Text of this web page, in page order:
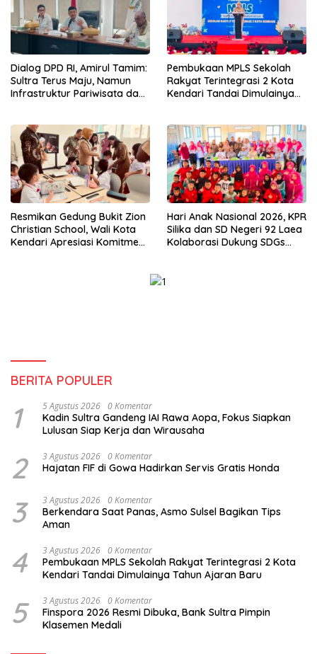
Dialog DPD RI, Amirul Tamim:
Sultra Terus Maju, Namun
Infrastruktur Pariwisata dan
Pembukaan MPLS Sekolah
Rakyat Terintegrasi 2 Kota
Kendari Tandai Dimulainya
Resmikan Gedung Bukit Zion
Christian School, Wali Kota
Kendari Apresiasi Komitmen
Hari Anak Nasional 2026, KPR
Silika dan SD Negeri 92 Laea
Kolaborasi Dukung SDGs
BERITA POPULER
1 5 Agustus 2026 0 Komentar
Kadin Sultra Gandeng IAI Rawa Aopa, Fokus Siapkan
Lulusan Siap Kerja dan Wirausaha
2 3 Agustus 2026 0 Komentar
Hajatan FIF di Gowa Hadirkan Servis Gratis Honda
3 3 Agustus 2026 0 Komentar
Berkendara Saat Panas, Asmo Sulsel Bagikan Tips
Aman
4 3 Agustus 2026 0 Komentar
Pembukaan MPLS Sekolah Rakyat Terintegrasi 2 Kota
Kendari Tandai Dimulainya Tahun Ajaran Baru
5 3 Agustus 2026 0 Komentar
Finspora 2026 Resmi Dibuka, Bank Sultra Pimpin
Klasemen Medali